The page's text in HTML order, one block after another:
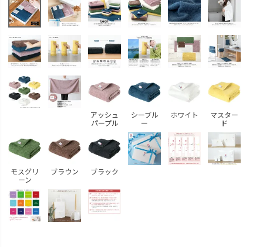
アッシュ
パープル
シーブル
ー
ホワイト
マスター
ド
モスグリ
ーン
ブラウン ブラック